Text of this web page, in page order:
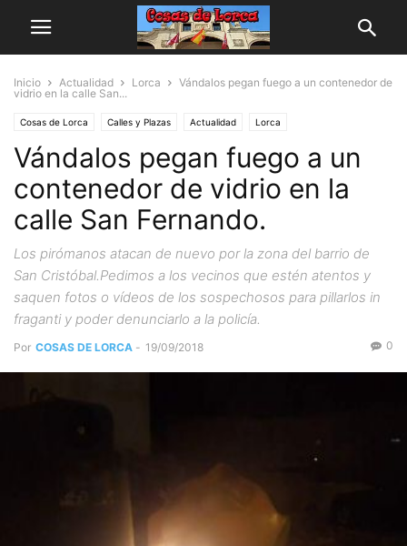
Inicio Actualidad Lorca
Vándalos pegan fuego a un contenedor de
vidrio en la calle San...
Cosas de Lorca Calles y Plazas Actualidad Lorca
Vándalos pegan fuego a un
contenedor de vidrio en la
calle San Fernando.
Los pirómanos atacan de nuevo por la zona del barrio de
San Cristóbal.Pedimos a los vecinos que estén atentos y
saquen fotos o vídeos de los sospechosos para pillarlos in
fraganti y poder denunciarlo a la policía.
Por COSAS DE LORCA - 19/09/2018 0